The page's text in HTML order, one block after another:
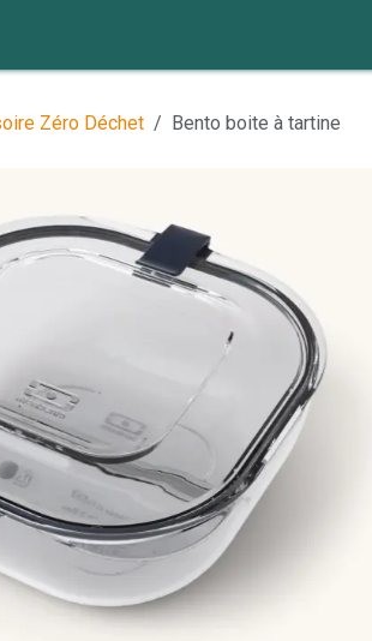
Zéro Déchet Bento boite à tartine